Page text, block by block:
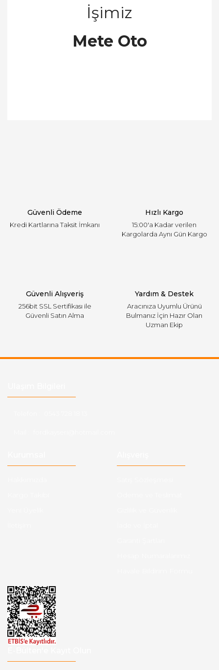
İşimiz
Mete Oto
Bu ürüne benzer farklı alternatifler olmalı.
Güvenli Ödeme
Kredi Kartlarına Taksit İmkanı
Hızlı Kargo
15:00'a Kadar verilen
Kargolarda Aynı Gün Kargo
Güvenli Alışveriş
256bit SSL Sertifikası ile
Güvenli Satın Alma
Yardım & Destek
Aracınıza Uyumlu Ürünü
Bulmanız İçin Hazır Olan
Uzman Ekip